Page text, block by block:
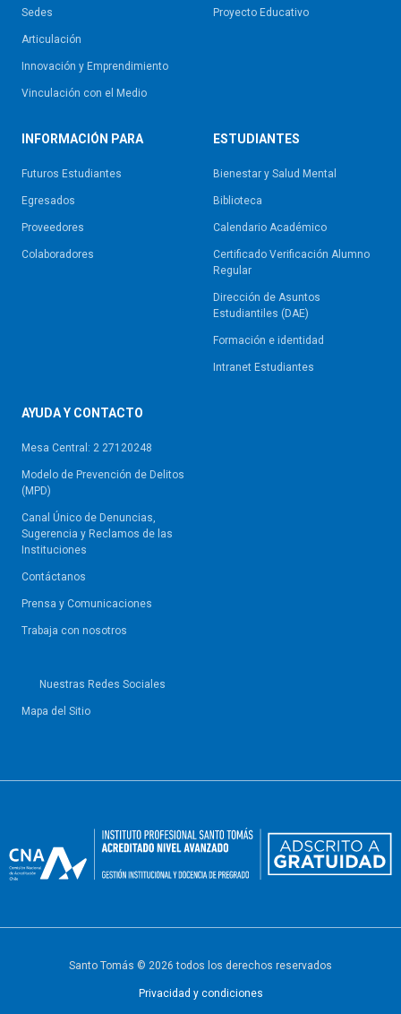
Sedes
Articulación
Innovación y Emprendimiento
Vinculación con el Medio
Proyecto Educativo
INFORMACIÓN PARA
Futuros Estudiantes
Egresados
Proveedores
Colaboradores
ESTUDIANTES
Bienestar y Salud Mental
Biblioteca
Calendario Académico
Certificado Verificación Alumno
Regular
Dirección de Asuntos
Estudiantiles (DAE)
Formación e identidad
Intranet Estudiantes
AYUDA Y CONTACTO
Mesa Central: 2 27120248
Modelo de Prevención de Delitos
(MPD)
Canal Único de Denuncias,
Sugerencia y Reclamos de las
Instituciones
Contáctanos
Prensa y Comunicaciones
Trabaja con nosotros
Nuestras Redes Sociales
Mapa del Sitio
Santo Tomás © 2026 todos los derechos reservados
Privacidad y condiciones